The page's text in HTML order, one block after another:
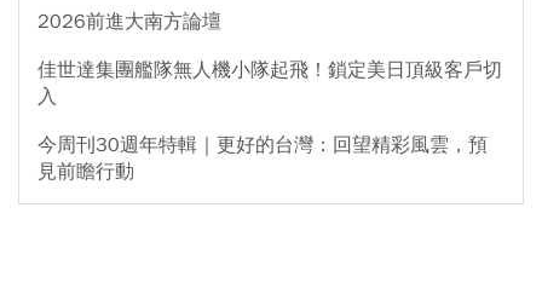
2026前進大南方論壇
佳世達集團艦隊無人機小隊起飛！鎖定美日頂級客戶切
入
今周刊30週年特輯｜更好的台灣：回望精彩風雲，預
見前瞻行動